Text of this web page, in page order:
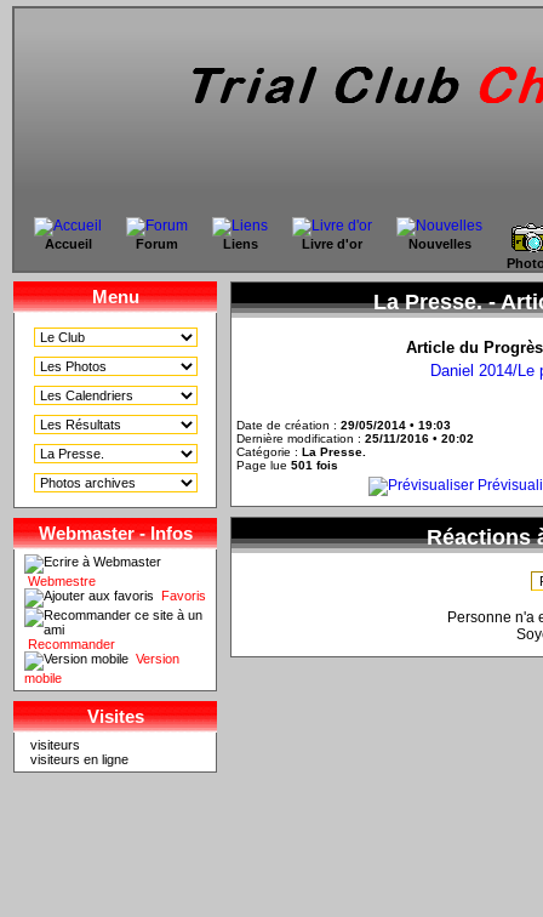
Accueil Forum Liens Livre d'or
Nouvelles
Menu
Webmaster - Infos
Webmestre
Favoris
Recommander
Version
mobile
Visites
visiteurs
visiteurs en ligne
La Presse. -
Article du
Daniel 2014/Le
Date de création : 29/05/2014 • 19:03
Dernière modification : 25/11/2016 • 20:02
Catégorie : La Presse.
Page lue 501 fois
Réactions
Personne n'a